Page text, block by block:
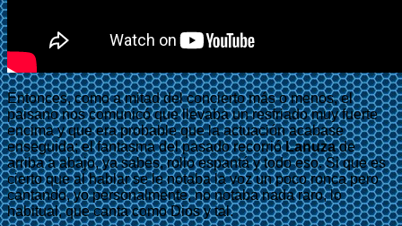
Entonces, como a mitad del concierto más o menos, el
paisano nos comunicó que llevaba un resfriado muy fuerte
encima y que era probable que la actuación acabase
enseguida; el fantasma del pasado recorrióLanuzade
arriba a abajo, ya sabes, rollo espantá y todo eso. Si que es
cierto que al hablar se le notaba la voz un poco ronca pero
cantando, yo personalmente, no notaba nada raro, lo
habitual, que canta como Dios y tal.